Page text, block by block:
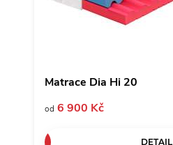
Matrace Dia Hi 20
od 6 900 Kč
DETAIL